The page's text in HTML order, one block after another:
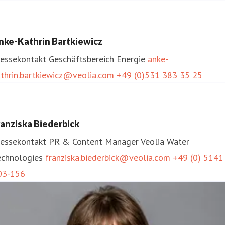
Kathrin Bartkiewicz
Geschäftsbereich Energie anke-
+49 (0)531 383 35 25
Biederbick
PR & Content ManagerVeolia Water
franziska.biederbick@veolia.com +49 (0) 5141
156